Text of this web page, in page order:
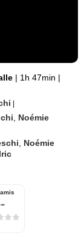
| 1h 47min |
|
Noémie
Noémie